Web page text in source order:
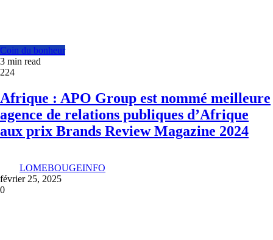
Coin du bonheur
3 min read
224
Afrique : APO Group est nommé meilleure
agence de relations publiques d’Afrique
aux prix Brands Review Magazine 2024
LOMEBOUGEINFO
février 25, 2025
0